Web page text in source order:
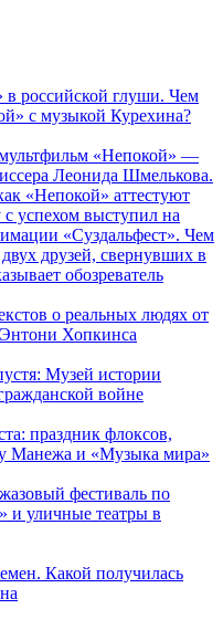
российской глуши. Чем
с музыкой Курехина?
«Непокой» —
Леонида Шмелькова.
«Непокой» аттестуют
успехом выступил на
«Суздальфест». Чем
друзей, свернувших в
обозреватель
о реальных людях от
Хопкинса
Музей истории
войне
праздник флоксов,
Манежа и «Музыка мира»
фестиваль по
и уличные театры в
Какой получилась